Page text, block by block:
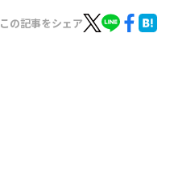
この記事をシェア